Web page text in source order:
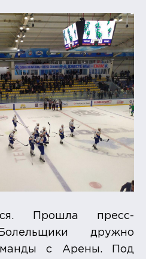
Прошла пресс-
дружно
с Арены. Под